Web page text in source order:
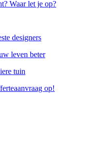
Waar let je op?
designers
leven beter
tuin
op!